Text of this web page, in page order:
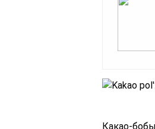
Какао-